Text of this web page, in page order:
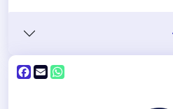
Email
WhatsApp